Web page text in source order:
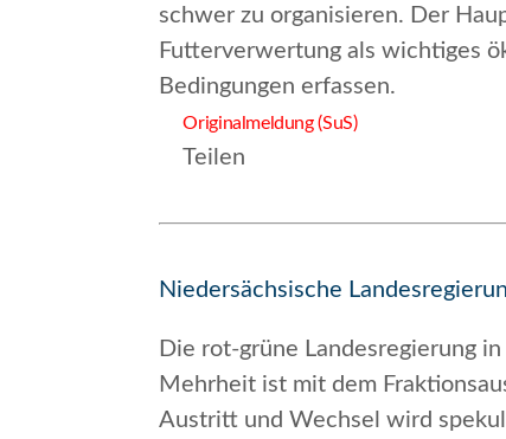
schwer zu organisieren. Der
Futterverwertung als wichtiges
Bedingungen erfassen.
Originalmeldung (SuS)
Teilen
Niedersächsische
Die rot-grüne Landesregierung
Mehrheit ist mit dem
Austritt und Wechsel wird